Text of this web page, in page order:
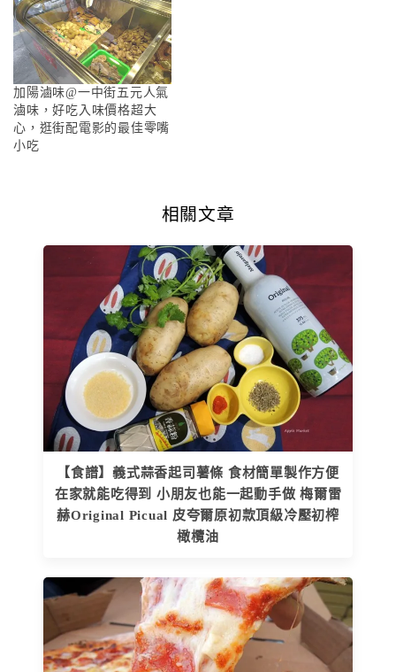
加陽滷味@一中街五元人氣
滷味，好吃入味價格超大
心，逛街配電影的最佳零嘴
小吃
相關文章
【食譜】義式蒜香起司薯條 食材簡單製作方便
在家就能吃得到 小朋友也能一起動手做 梅爾雷
赫Original Picual 皮夸爾原初款頂級冷壓初榨
橄欖油